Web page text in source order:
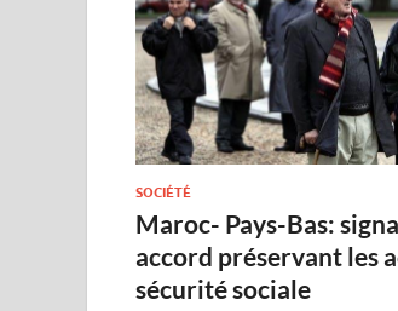
SOCIÉTÉ
Maroc- Pays-Bas:
accord préservant les
sécurité sociale